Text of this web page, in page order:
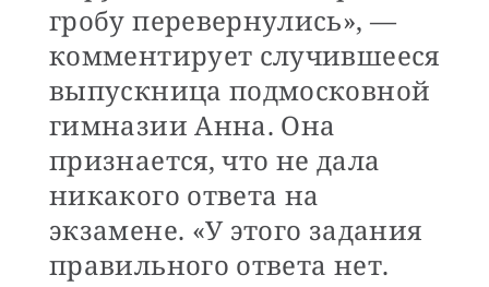
гробу перевернулись», —
комментирует случившееся
выпускница подмосковной
гимназии Анна. Она
признается, что не дала
никакого ответа на
экзамене. «У этого задания
правильного ответа нет.